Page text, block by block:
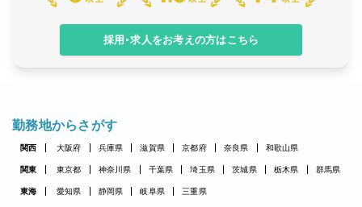
採用・求人をお考えの方はこちら
勤務地からさがす
関西 大阪府 兵庫県 滋賀県 京都府 奈良県 和歌山県
関東 東京都 神奈川県 千葉県 埼玉県 茨城県 栃木県 群馬県
東海 愛知県 静岡県 岐阜県 三重県